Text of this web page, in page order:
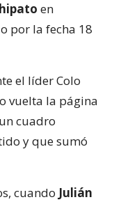
en
por la fecha 18
el líder Colo
vuelta la página
cuadro
y que sumó
cuando Julián